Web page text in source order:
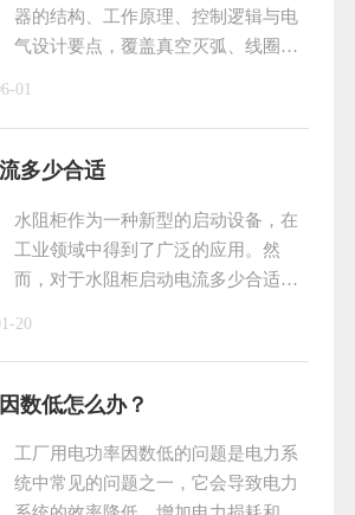
器的结构、工作原理、控制逻辑与电
气设计要点，覆盖真空灭弧、线圈驱
电机安全软启动，适配煤矿、冶金、
化工等恶劣工况，提升设备可靠性与
01
多少合适
水阻柜作为一种新型的启动设备，在
工业领域中得到了广泛的应用。然
而，对于水阻柜启动电流多少合适的
以便更好地了解和掌握水阻柜的启动
特性。一、水阻柜的工作原理水阻柜
路，并利用电机启动时产生的阻尼作
用来实现电机的软启动。具体来说，
20
数低怎么办？
工厂用电功率因数低的问题是电力系
统中常见的问题之一，它会导致电力